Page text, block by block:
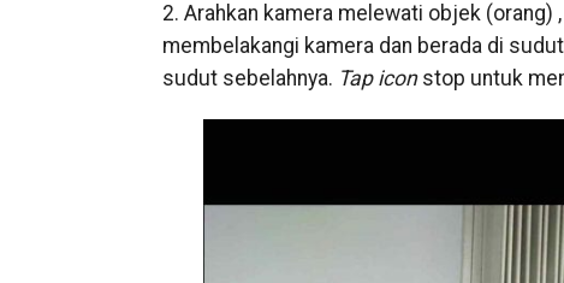
2. Arahkan kamera melewati objek
membelakangi kamera dan berada di
sudut sebelahnya. Tap iconstop untuk